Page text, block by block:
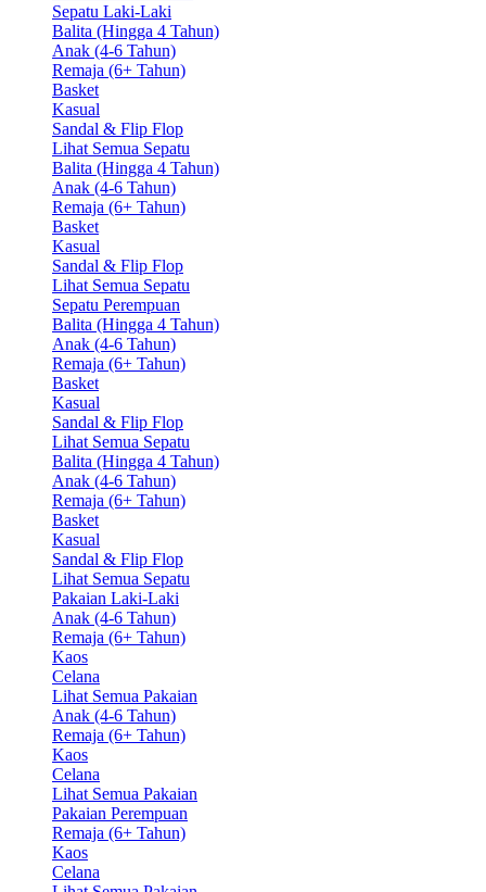
Sepatu Laki-Laki
Balita (Hingga 4 Tahun)
Anak (4-6 Tahun)
Remaja (6+ Tahun)
Basket
Kasual
Sandal & Flip Flop
Lihat Semua Sepatu
Balita (Hingga 4 Tahun)
Anak (4-6 Tahun)
Remaja (6+ Tahun)
Basket
Kasual
Sandal & Flip Flop
Lihat Semua Sepatu
Sepatu Perempuan
Balita (Hingga 4 Tahun)
Anak (4-6 Tahun)
Remaja (6+ Tahun)
Basket
Kasual
Sandal & Flip Flop
Lihat Semua Sepatu
Balita (Hingga 4 Tahun)
Anak (4-6 Tahun)
Remaja (6+ Tahun)
Basket
Kasual
Sandal & Flip Flop
Lihat Semua Sepatu
Pakaian Laki-Laki
Anak (4-6 Tahun)
Remaja (6+ Tahun)
Kaos
Celana
Lihat Semua Pakaian
Anak (4-6 Tahun)
Remaja (6+ Tahun)
Kaos
Celana
Lihat Semua Pakaian
Pakaian Perempuan
Remaja (6+ Tahun)
Kaos
Celana